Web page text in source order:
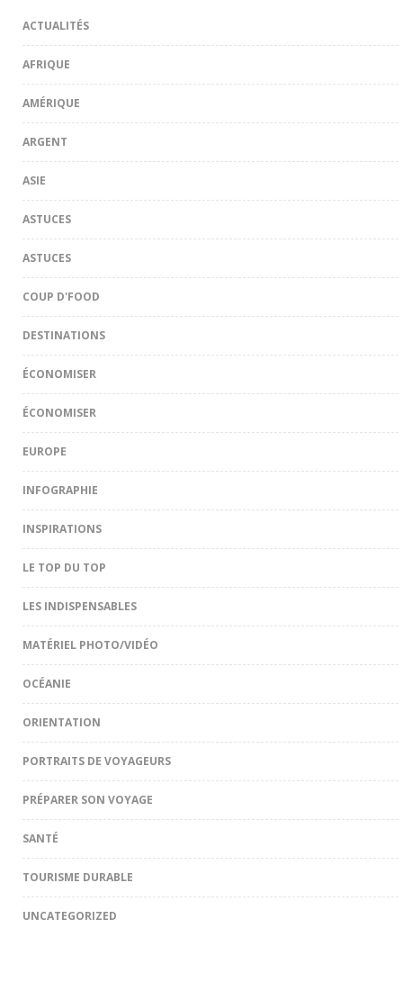
ACTUALITÉS
AFRIQUE
AMÉRIQUE
ARGENT
ASIE
ASTUCES
ASTUCES
COUP D'FOOD
DESTINATIONS
ÉCONOMISER
ÉCONOMISER
EUROPE
INFOGRAPHIE
INSPIRATIONS
LE TOP DU TOP
LES INDISPENSABLES
MATÉRIEL PHOTO/VIDÉO
OCÉANIE
ORIENTATION
PORTRAITS DE VOYAGEURS
PRÉPARER SON VOYAGE
SANTÉ
TOURISME DURABLE
UNCATEGORIZED